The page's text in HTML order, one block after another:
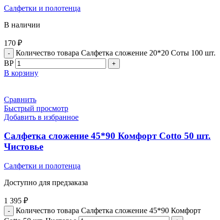
Салфетки и полотенца
В наличии
170 ₽
Количество товара Салфетка сложение 20*20 Соты 100 шт.
BP
В корзину
Сравнить
Быстрый просмотр
Добавить в избранное
Салфетка сложение 45*90 Комфорт Cotto 50 шт.
Чистовье
Салфетки и полотенца
Доступно для предзаказа
1 395 ₽
Количество товара Салфетка сложение 45*90 Комфорт